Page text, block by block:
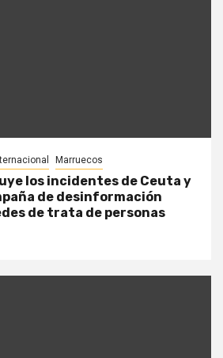
Marruecos
los incidentes de Ceuta y
de desinformación
de trata de personas